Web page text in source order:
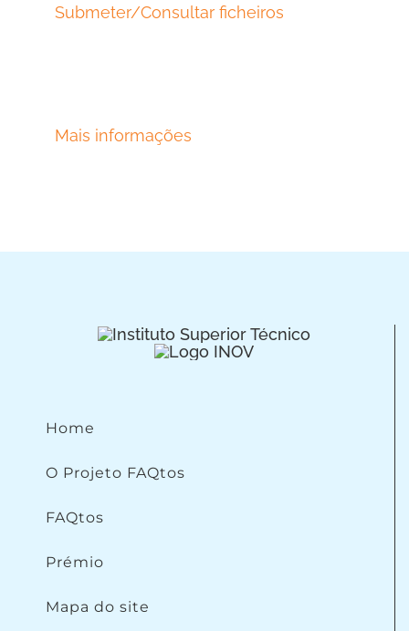
Submeter/Consultar ficheiros
Mais informações
Home
O Projeto FAQtos
FAQtos
Prémio
Mapa do site